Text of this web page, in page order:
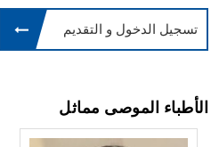
تسجيل الدخول و التقديم
الأطباء الموصى مماثل